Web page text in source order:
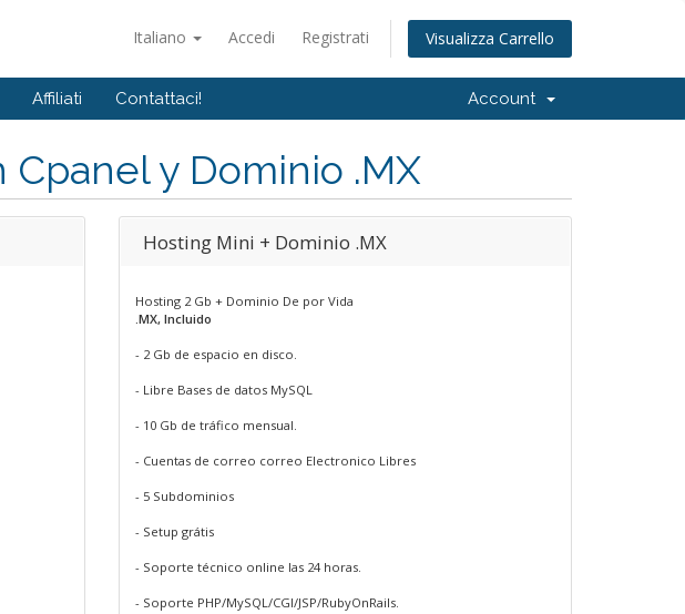
Italiano Accedi Registrati Visualizza Carrello
Affiliati Contattaci! Account
y Dominio .MX
Hosting Mini + Dominio .MX
Hosting 2 Gb + Dominio De por Vida
.MX, Incluido
- 2 Gb de espacio en disco.
- Libre Bases de datos MySQL
- 10 Gb de tráfico mensual.
- Cuentas de correo correo Electronico Libres
- 5 Subdominios
- Setup grátis
- Soporte técnico online las 24 horas.
- Soporte PHP/MySQL/CGI/JSP/RubyOnRails.